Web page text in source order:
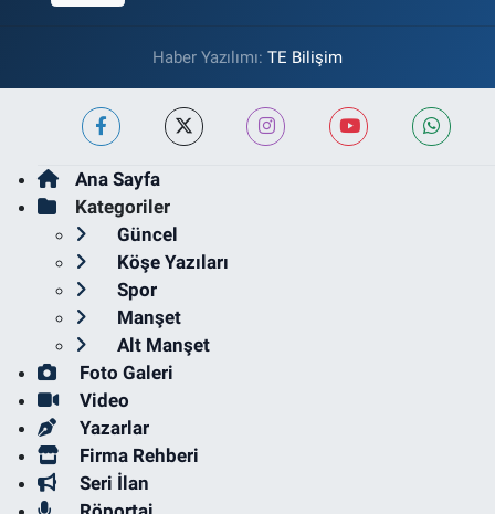
Haber Yazılımı: TE Bilişim
Ana Sayfa
Kategoriler
Güncel
Köşe Yazıları
Spor
Manşet
Alt Manşet
Foto Galeri
Video
Yazarlar
Firma Rehberi
Seri İlan